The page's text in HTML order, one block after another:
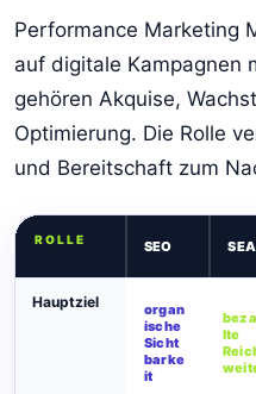
Performance Marketing
auf digitale Kampagnen
gehören Akquise,
Optimierung. Die Rolle
und Bereitschaft zum
ROLLE SEO SEA
Hauptziel
organ
ische
Sicht
barke
it
lte